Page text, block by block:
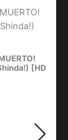
[HD